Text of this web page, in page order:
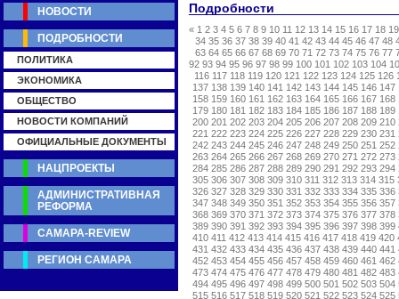
Подробности
« 1 2 3 4 5 6 7 8 9 10 11 12 13 14 15 16 17 18 19
34 35 36 37 38 39 40 41 42 43 44 45 46 47 48
63 64 65 66 67 68 69 70 71 72 73 74 75 76 77
92 93 94 95 96 97 98 99 100 101 102 103 104
116 117 118 119 120 121 122 123 124 125 126
137 138 139 140 141 142 143 144 145 146 147
158 159 160 161 162 163 164 165 166 167 168
179 180 181 182 183 184 185 186 187 188 189
200 201 202 203 204 205 206 207 208 209 210
221 222 223 224 225 226 227 228 229 230 231
242 243 244 245 246 247 248 249 250 251 252
263 264 265 266 267 268 269 270 271 272 273
284 285 286 287 288 289 290 291 292 293 294
305 306 307 308 309 310 311 312 313 314 315
326 327 328 329 330 331 332 333 334 335 336
347 348 349 350 351 352 353 354 355 356 357
368 369 370 371 372 373 374 375 376 377 378
389 390 391 392 393 394 395 396 397 398 399
410 411 412 413 414 415 416 417 418 419 420
431 432 433 434 435 436 437 438 439 440 441
452 453 454 455 456 457 458 459 460 461 462
473 474 475 476 477 478 479 480 481 482 483
494 495 496 497 498 499 500 501 502 503 504
515 516 517 518 519 520 521 522 523 524 525
НОВОСТИ
ПОДРОБНОСТИ
ПОЛИТИКА
ЭКОНОМИКА
ОБЩЕСТВО
НОВОСТИ КОМПАНИЙ
ОФИЦИАЛЬНЫЕ ДОКУМЕНТЫ
НАЦПРОЕКТЫ
АДМИНИСТРАТИВНАЯ
РЕФОРМА
САМАРА-REVIEW
РЕГИОН САМАРА